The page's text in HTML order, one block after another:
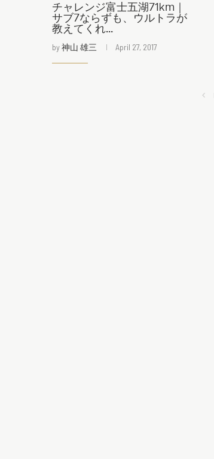
チャレンジ富士五湖71km｜
サブ7ならずも、ウルトラが
教えてくれ...
by神山 雄三 April 27, 2017